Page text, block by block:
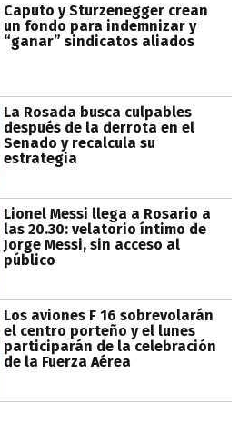
Caputo y Sturzenegger crean
un fondo para indemnizar y
“ganar” sindicatos aliados
La Rosada busca culpables
después de la derrota en el
Senado y recalcula su
estrategia
Lionel Messi llega a Rosario a
las 20.30: velatorio íntimo de
Jorge Messi, sin acceso al
público
Los aviones F 16 sobrevolarán
el centro porteño y el lunes
participarán de la celebración
de la Fuerza Aérea